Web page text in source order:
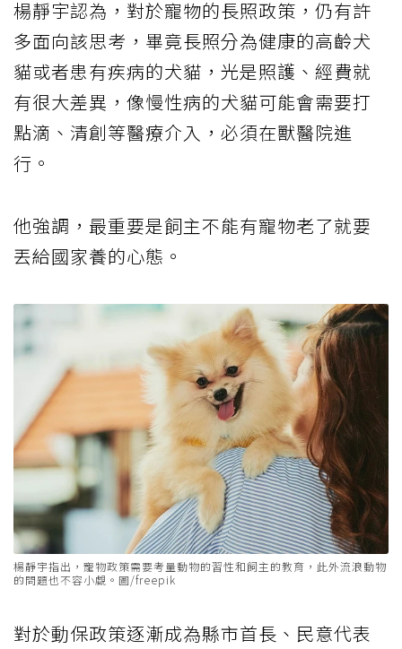
楊靜宇認為，對於寵物的長照政策，仍有許
多面向該思考，畢竟長照分為健康的高齡犬
貓或者患有疾病的犬貓，光是照護、經費就
有很大差異，像慢性病的犬貓可能會需要打
點滴、清創等醫療介入，必須在獸醫院進
行。
他強調，最重要是飼主不能有寵物老了就要
丟給國家養的心態。
楊靜宇指出，寵物政策需要考量動物的習性和飼主的教育，此外流浪動物
的問題也不容小覷。圖/freepik
對於動保政策逐漸成為縣市首長、民意代表